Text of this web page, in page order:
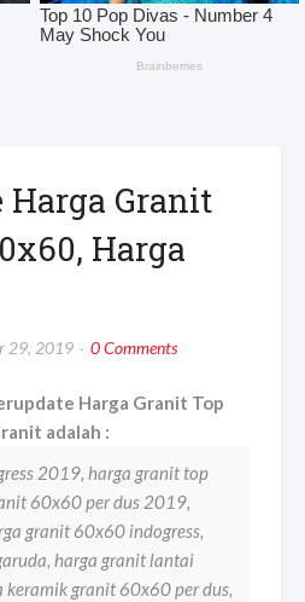
Harga Granit
Harga
29, 2019 0 Comments
Harga Granit Top
adalah :
2019, harga granit top
60x60 per dus 2019,
granit 60x60 indogress,
harga granit lantai
keramik granit 60x60 per dus,